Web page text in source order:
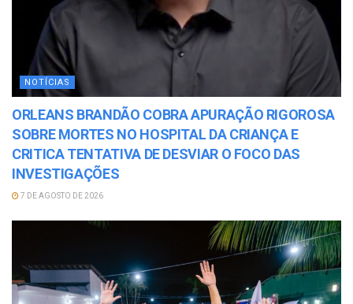
NOTÍCIAS
ORLEANS BRANDÃO COBRA APURAÇÃO RIGOROSA
SOBRE MORTES NO HOSPITAL DA CRIANÇA E
CRITICA TENTATIVA DE DESVIAR O FOCO DAS
INVESTIGAÇÕES
7 DE AGOSTO DE 2026